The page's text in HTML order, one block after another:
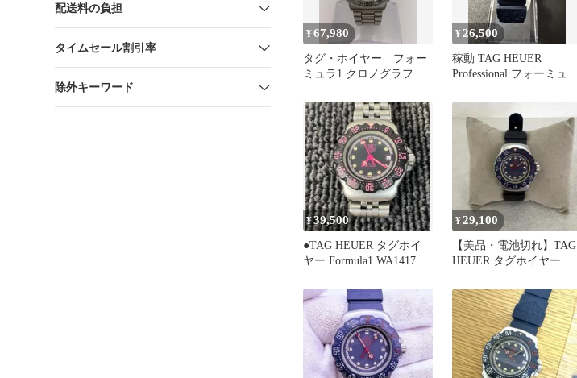
配送料の負担
タイムセール割引率
除外キーワード
¥67,980
タグ・ホイヤー フォー
ミュラ1 クロノグラフ イ
¥ 26,500
稼動 TAG HEUER
Professional フォーミュラ
¥39,500
●TAG HEUER タグホイ
ヤー Formula1 WA1417 稼
¥29,100
【美品・電池切れ】TAG
HEUER タグホイヤー フ